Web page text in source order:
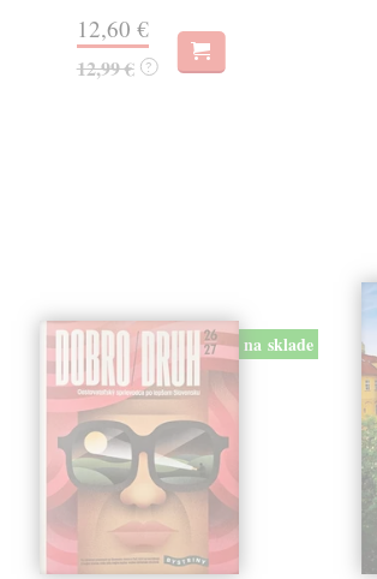
12,60 €
12,99 € ?
na sklade